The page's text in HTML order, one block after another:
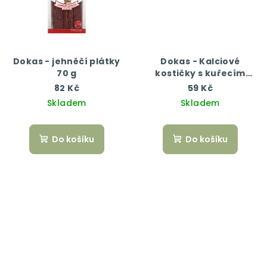
Dokas - jehněčí plátky
70 g
82 Kč
Skladem
Do košíku
Dokas - Kalciové
kostičky s kuřecím
masem
59 Kč
Skladem
Do košíku